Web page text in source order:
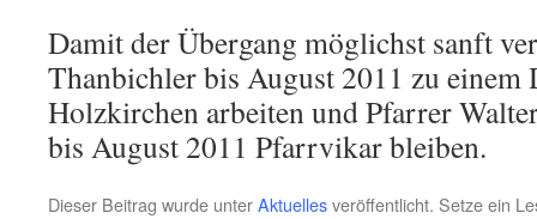
Damit der Übergang möglichst sanft
Thanbichler bis August 2011 zu
Holzkirchen arbeiten und Pfarrer
bis August 2011 Pfarrvikar bleiben.
Dieser Beitrag wurde unterAktuellesveröffentlicht. Setze ein